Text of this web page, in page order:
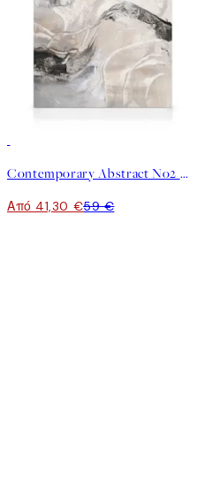
Contemporary Abstract No2 Καμβάς
Από 41,30 €59 €